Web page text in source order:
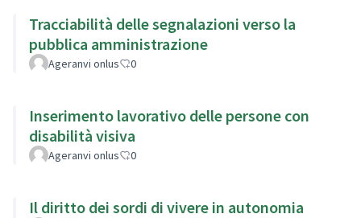
Tracciabilità delle segnalazioni verso la
pubblica amministrazione
Ageranvi onlus 0
Inserimento lavorativo delle persone con
disabilità visiva
Ageranvi onlus 0
Il diritto dei sordi di vivere in autonomia